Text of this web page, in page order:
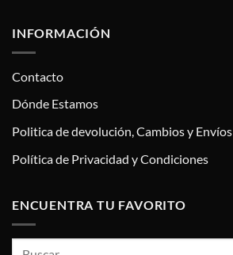
INFORMACIÓN
Contacto
Dónde Estamos
Politica de devolución, Cambios y Envíos
Política de Privacidad y Condiciones
ENCUENTRA TU FAVORITO